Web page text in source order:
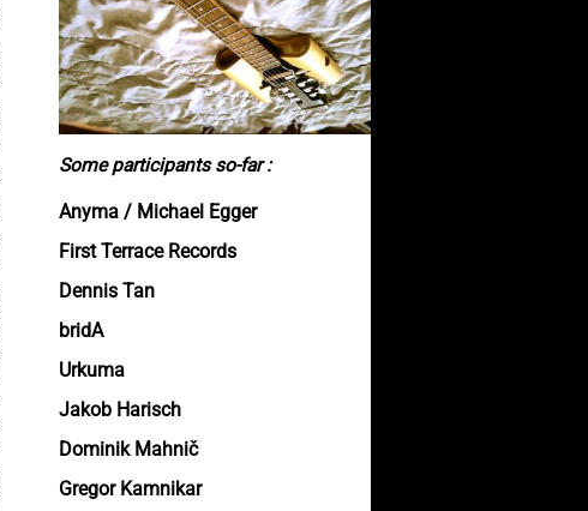
Some participants so-far :
Anyma / Michael Egger
First Terrace Records
Dennis Tan
bridA
Urkuma
Jakob Harisch
Dominik Mahnič
Gregor Kamnikar